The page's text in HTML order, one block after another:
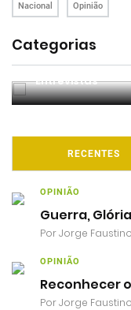
Nacional Opinião
Categorias
Entrevistas
RECENTES
OPINIÃO
Guerra,
PorJorge Faustino
OPINIÃO
Reconhecer
PorJorge Faustino